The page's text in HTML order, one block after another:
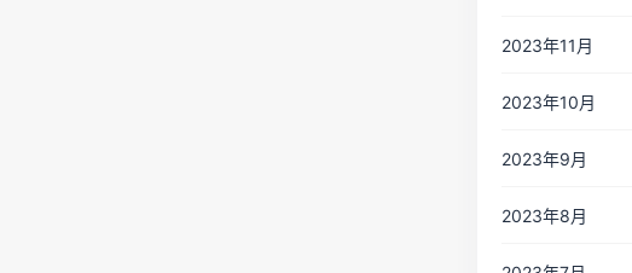
2023年11月
2023年10月
2023年9月
2023年8月